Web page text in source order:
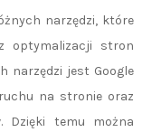
narzędzi, które
optymalizacji stron
narzędzi jest Google
na stronie oraz
Dzięki temu można